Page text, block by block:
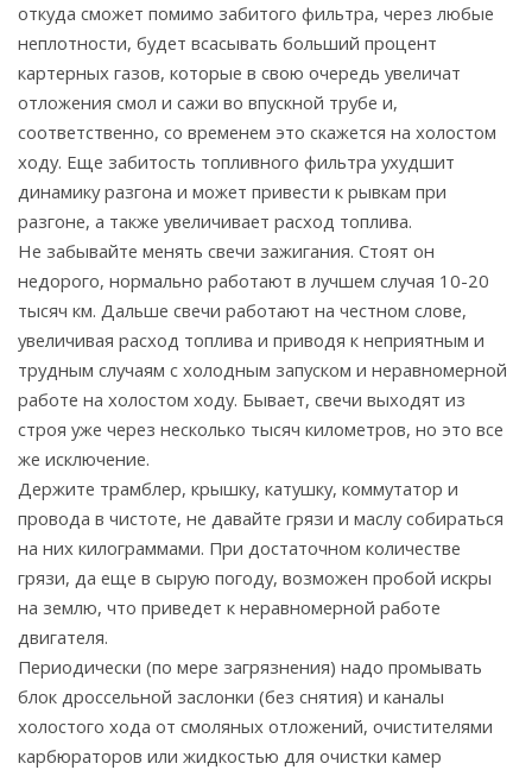
откуда сможет помимо забитого фильтра, через любые
неплотности, будет всасывать больший процент
картерных газов, которые в свою очередь увеличат
отложения смол и сажи во впускной трубе и,
соответственно, со временем это скажется на холостом
ходу. Еще забитость топливного фильтра ухудшит
динамику разгона и может привести к рывкам при
разгоне, а также увеличивает расход топлива.
Не забывайте менять свечи зажигания. Стоят он
недорого, нормально работают в лучшем случая 10-20
тысяч км. Дальше свечи работают на честном слове,
увеличивая расход топлива и приводя к неприятным и
трудным случаям с холодным запуском и неравномерной
работе на холостом ходу. Бывает, свечи выходят из
строя уже через несколько тысяч километров, но это все
же исключение.
Держите трамблер, крышку, катушку, коммутатор и
провода в чистоте, не давайте грязи и маслу собираться
на них килограммами. При достаточном количестве
грязи, да еще в сырую погоду, возможен пробой искры
на землю, что приведет к неравномерной работе
двигателя.
Периодически (по мере загрязнения) надо промывать
блок дроссельной заслонки (без снятия) и каналы
холостого хода от смоляных отложений, очистителями
карбюраторов или жидкостью для очистки камер